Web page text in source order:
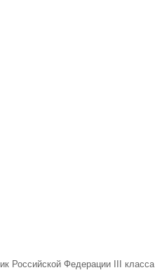
Российской Федерации III класса